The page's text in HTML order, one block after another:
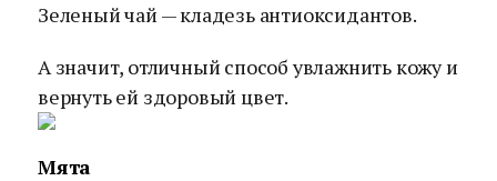
Зеленый чай — кладезь антиоксидантов.
А значит, отличный способ увлажнить кожу и
вернуть ей здоровый цвет.
Мята